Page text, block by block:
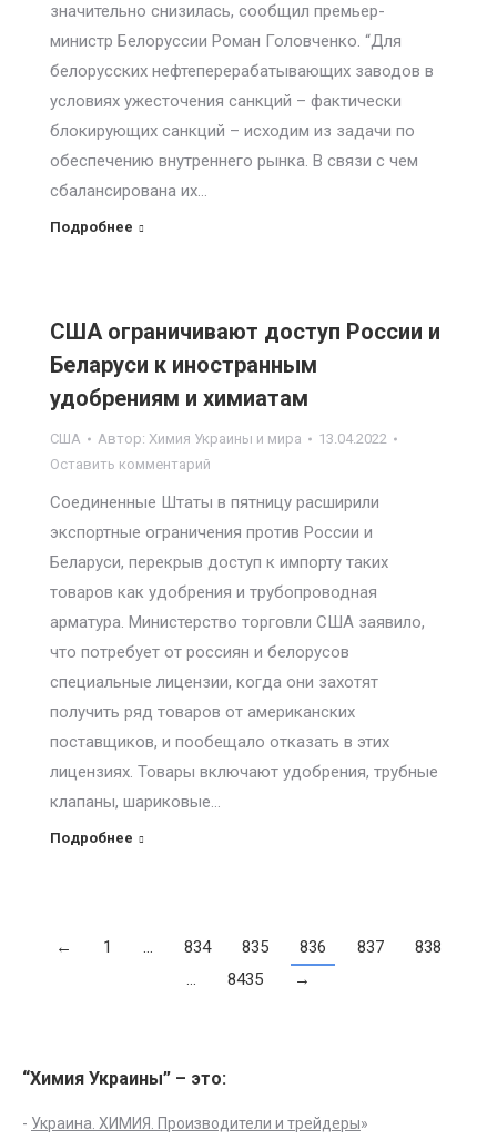
значительно снизилась, сообщил премьер-
министр Белоруссии Роман Головченко. “Для
белорусских нефтеперерабатывающих заводов в
условиях ужесточения санкций – фактически
блокирующих санкций – исходим из задачи по
обеспечению внутреннего рынка. В связи с чем
сбалансирована их…
Подробнее
США ограничивают доступ России и
Беларуси к иностранным
удобрениям и химиатам
США Автор: Химия Украины и мира
13.04.2022
Оставить комментарий
Соединенные Штаты в пятницу расширили
экспортные ограничения против России и
Беларуси, перекрыв доступ к импорту таких
товаров как удобрения и трубопроводная
арматура. Министерство торговли США заявило,
что потребует от россиян и белорусов
специальные лицензии, когда они захотят
получить ряд товаров от американских
поставщиков, и пообещало отказать в этих
лицензиях. Товары включают удобрения, трубные
клапаны, шариковые…
Подробнее
← 1 … 834 835 836 837
838
…
8435 →
“Химия Украины” – это:
- Украина. ХИМИЯ. Производители и трейдеры»